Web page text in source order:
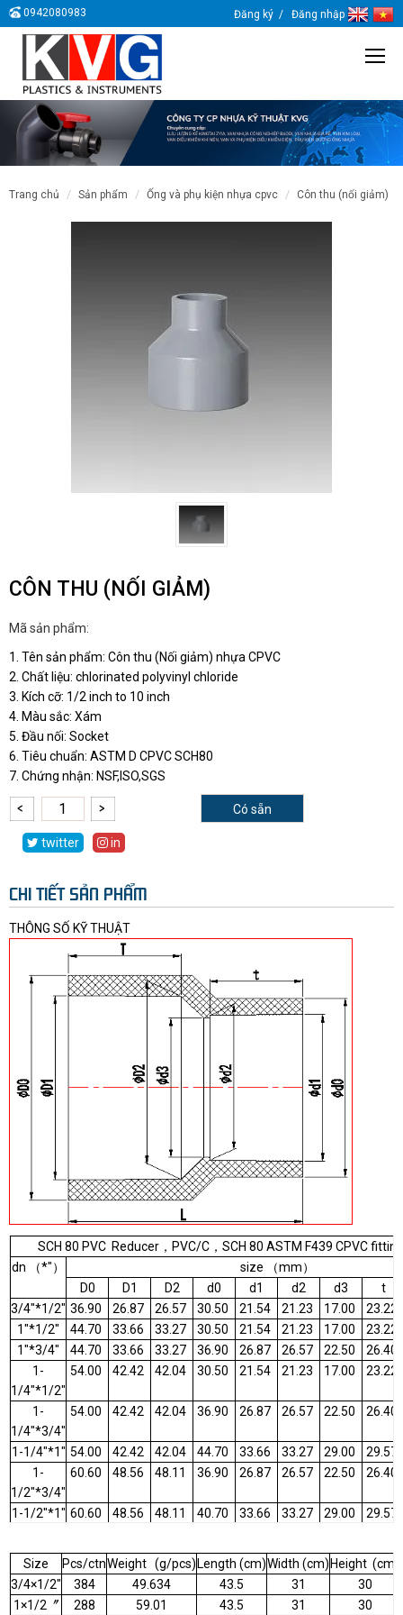
0942080983 Đăng ký Đăng nhập
trang chủ sản phẩm ống và phụ kiện nhựa cpvc côn thu (nối giảm)
CÔN THU (NỐI GIẢM)
Mã sản phẩm:
1. Tên sản phẩm: Côn thu (Nối giảm) nhựa CPVC
2. Chất liệu: chlorinated polyvinyl chloride
3. Kích cỡ: 1/2 inch to 10 inch
4. Màu sắc: Xám
5. Đầu nối: Socket
6. Tiêu chuẩn: ASTM D CPVC SCH80
7. Chứng nhận: NSF,ISO,SGS
Có sẵn
twitter in
CHI TIẾT SẢN PHẨM
THÔNG SỐ KỸ THUẬT
SCH 80 PVC Reducer，PVC/C，SCH 80 ASTM F439 CPVC
dn （*"）
size （mm）
D0
D1 D2 d0 d1 d2 d3
t
3/4"*1/2" 36.90 26.87 26.57 30.50 21.54 21.23 17.00
23.22
1"*1/2"
44.70 33.66 33.27 30.50 21.54 21.23 17.00
23.22
1"*3/4"
44.70 33.66 33.27 36.90 26.87 26.57 22.50
26.40
1-
1/4"*1/2"
54.00 42.42 42.04 30.50 21.54 21.23 17.00 23.22
1-
1/4"*3/4"
54.00 42.42 42.04 36.90 26.87 26.57 22.50 26.40
1-1/4"*1" 54.00 42.42 42.04 44.70 33.66 33.27 29.00
29.57
1-
1/2"*3/4"
60.60 48.56 48.11 36.90 26.87 26.57 22.50 26.40
1-1/2"*1" 60.60 48.56 48.11 40.70 33.66 33.27 29.00
29.57
1/4"
2"*1" 73.10 60.63 60.17 44.70 33.66 33.27 29.00 29.57
2"*1-1/4" 73.10 60.63 60.17 54.00 42.42 42.04 38.00 32.75
Size Pcs/ctnWeight (g/pcs) Length (cm)Width (cm) Height (cm)
3/4×1/2"
384 49.634 43.5 31
30
1×1/2〞
288 59.01 43.5 31
30